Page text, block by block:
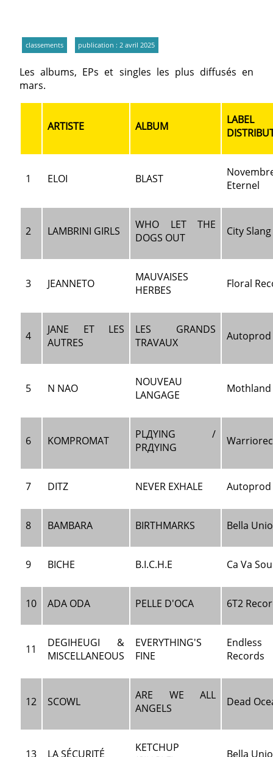
classements publication : 2 avril 2025
Les albums, EPs et singles les plus diffusés en
mars.
ARTISTE ALBUM
1 ELOI BLAST
Eternel
2 LAMBRINI GIRLS
WHO LET THE
DOGS OUT
City Slang
3 JEANNETO
MAUVAISES
HERBES
Floral
4
JANE ET LES
AUTRES
LES GRANDS
TRAVAUX
Autoprod
5 N NAO
NOUVEAU
LANGAGE
Mothland
6 KOMPROMAT
PLДYING /
PRДYING
7 DITZ NEVER EXHALE Autoprod
8 BAMBARA BIRTHMARKS Bella
9 BICHE B.I.C.H.E Ca Va
10 ADA ODA PELLE D'OCA 6T2
11
DEGIHEUGI &
MISCELLANEOUS
EVERYTHING'S
FINE
Endless
Records
12 SCOWL
ARE WE ALL
ANGELS
Dead
13 LA SÉCURITÉ
KETCHUP
Bella